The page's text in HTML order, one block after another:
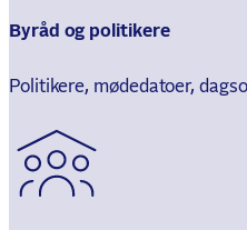
Byråd og politikere
Politikere, mødedatoer,